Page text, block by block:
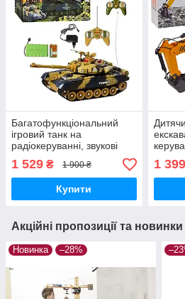
Багатофункціональний
ігровий танк на
радіокеруванні, звукові
світлові ефекти, 9995
1 529 ₴ 1 900 ₴
Купити
1 399
Акційні пропозиції та новинки
Новинка –28%